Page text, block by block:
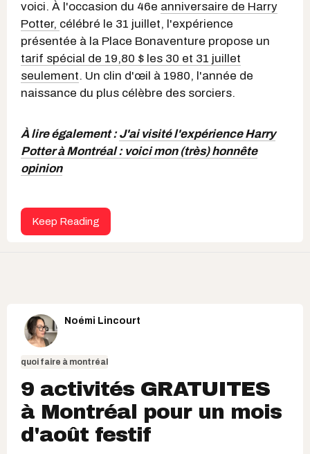
voici. À l'occasion du 46e anniversaire de Harry
Potter, célébré le 31 juillet, l'expérience
présentée à la Place Bonaventure propose un
tarif spécial de 19,80 $ les 30 et 31 juillet
seulement. Un clin d'œil à 1980, l'année de
naissance du plus célèbre des sorciers.
À lire également :J'ai visité l'expérience Harry
Potter à Montréal : voici mon (très) honnête
opinion
Keep Reading
Noémi Lincourt
quoi faire à montréal
9 activités GRATUITES
à Montréal pour un mois
d'août festif